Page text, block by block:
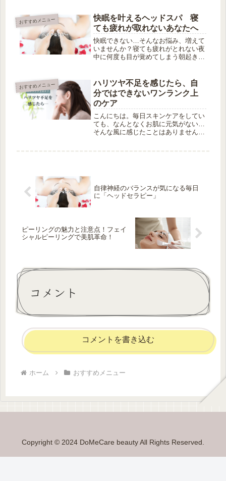
リが悪いと、気分も下がる…」そんな
お悩みに寄り添うのが、当サロンのク
レ...
おすすめメニュー
快眠を叶えるヘッドスパ 寝
ても疲れが取れないあなたへ
快眠できない…そんなお悩み、増えて
いませんか？寝ても疲れがとれない夜
中に何度も目が覚めてしまう朝起きた
みを抱える方が、とても増えているよ
うに感じます。とくに、スマホやPC
の...
おすすめメニュー
ハリツヤ不足を感じたら、自
分ではできないワンランク上
のケア
こんにちは。毎日スキンケアをしてい
ても、なんとなくお肌に元気がない…
そんな風に感じたことはありません
自律神経のバランスが気になる毎日
に「ヘッドセラピー」
ピーリングの魅力と注意点！フェイ
シャルピーリングで美肌革命！
コメント
コメントを書き込む
ホーム おすすめメニュー
Copyright © 2024 DoMeCare beauty All Rights Reserved.